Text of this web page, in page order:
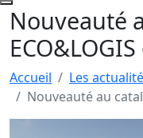
Nouveauté
Accueil Les
Nouveauté au